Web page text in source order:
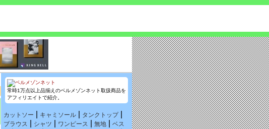
常時1万点以上品揃えのベルメゾンネット取扱商品を
アフィリエイトで紹介。
カットソー キャミソール タンクトップ|
ブラウス シャツ ワンピース 無地
ベス